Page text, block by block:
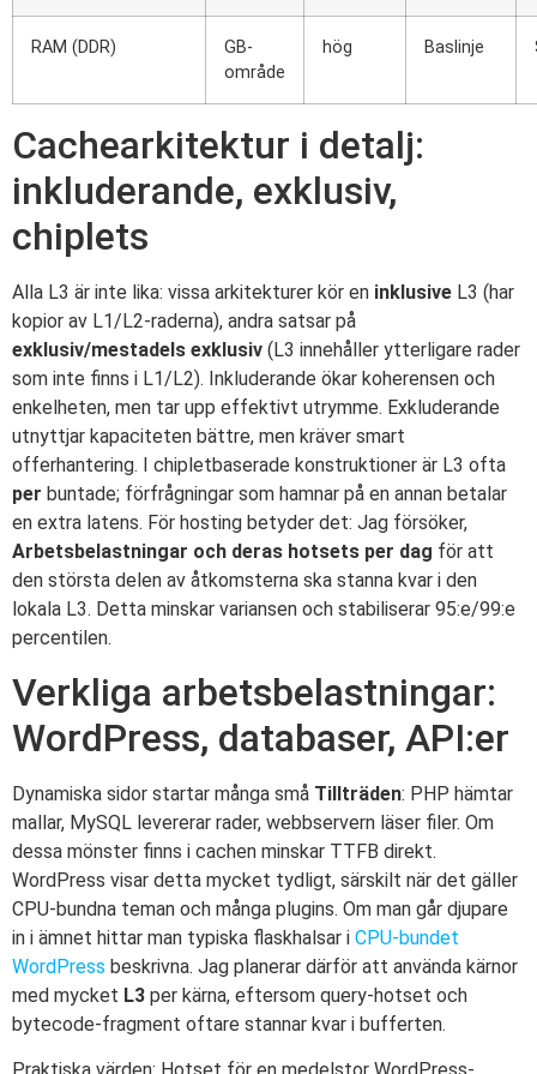
RAM (DDR)
GB-
område
hög Baslinje
Cachearkitektur i detalj:
inkluderande, exklusiv,
chiplets
Alla L3 är inte lika: vissa arkitekturer kör en inklusive L3 (har
kopior av L1/L2-raderna), andra satsar på
exklusiv/mestadels exklusiv (L3 innehåller ytterligare rader
som inte finns i L1/L2). Inkluderande ökar koherensen och
enkelheten, men tar upp effektivt utrymme. Exkluderande
utnyttjar kapaciteten bättre, men kräver smart
offerhantering. I chipletbaserade konstruktioner är L3 ofta
per buntade; förfrågningar som hamnar på en annan betalar
en extra latens. För hosting betyder det: Jag försöker,
Arbetsbelastningar och deras hotsets per dag för att
den största delen av åtkomsterna ska stanna kvar i den
lokala L3. Detta minskar variansen och stabiliserar 95:e/99:e
percentilen.
Verkliga arbetsbelastningar:
WordPress, databaser, API:er
Dynamiska sidor startar många små Tillträden: PHP hämtar
mallar, MySQL levererar rader, webbservern läser filer. Om
dessa mönster finns i cachen minskar TTFB direkt.
WordPress visar detta mycket tydligt, särskilt när det gäller
CPU-bundna teman och många plugins. Om man går djupare
in i ämnet hittar man typiska flaskhalsar i CPU-bundet
WordPress beskrivna. Jag planerar därför att använda kärnor
med mycket L3 per kärna, eftersom query-hotset och
bytecode-fragment oftare stannar kvar i bufferten.